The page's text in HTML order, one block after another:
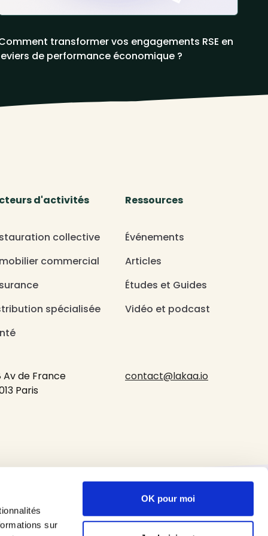
sur
OK pour moi
transformer vos engagements RSE en
de performance économique ?
d'activités
collective
commercial
spécialisée
Ressources
Événements
Articles
Études et Guides
Vidéo et podcast
Av de France
Paris
contact@lakaa.io